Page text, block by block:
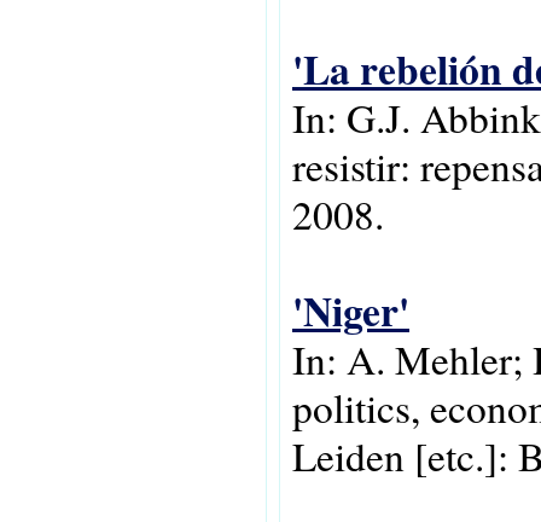
'La rebelión
In: G.J.
resistir:
2008.
'Niger'
In: A. Mehler;
politics,
Leiden [etc.]: